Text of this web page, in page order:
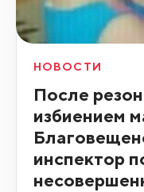
НОВОСТИ
После
избиением
инспектор